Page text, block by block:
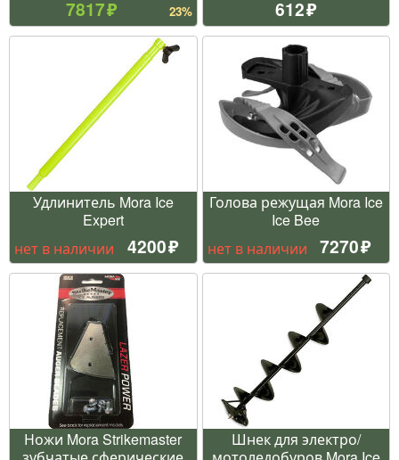
7817 23% 612
Удлинитель Mora Ice
Expert
нет в наличии
4200
Голова режущая Mora Ice
Ice Bee
нет в наличии
7270
Ножи Mora Strikemaster
Шнек для электро/